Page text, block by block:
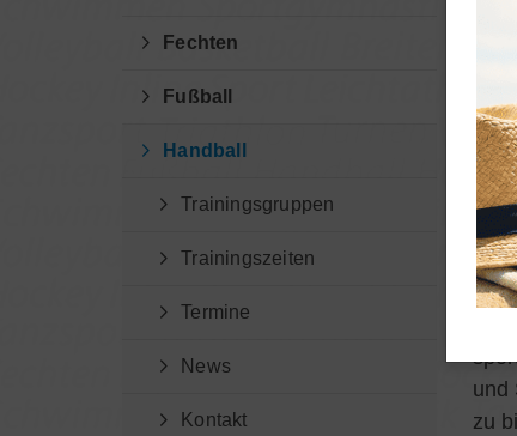
wir
und
zu
Fechten
Fußball
Handball
Trainingsgruppen
Trainingszeiten
Termine
News
Kontakt